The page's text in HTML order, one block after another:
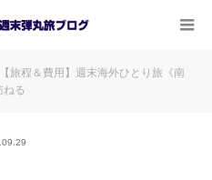
【旅程＆費用】週末海外ひとり旅《南
ねる